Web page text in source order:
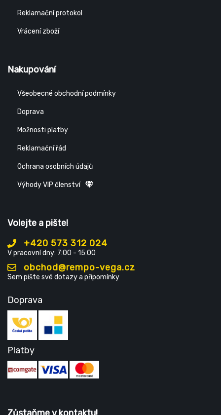
Reklamační protokol
Vrácení zboží
Nakupování
Všeobecné obchodní podmínky
Doprava
Možnosti platby
Reklamační řád
Ochrana osobních údajů
Výhody VIP členství
Volejte a pište!
+420 573 312 024
V pracovní dny: 7:00 - 15:00
obchod@rempo-vega.cz
Sem pište své dotazy a připomínky
Doprava
Platby